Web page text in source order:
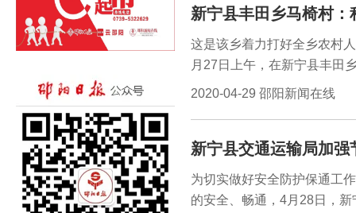
新宁县丰田乡马椅村
这是该乡着力打好全乡农村
月27日上午，在新宁县丰田
工作队队员、驻村干部集聚
任，抓好环境卫生‘先手棋’
2020-04-29 邵阳新闻在线
新宁县交通运输局加
为切实做好安全防护保通工
的安全、畅通，4月28日，